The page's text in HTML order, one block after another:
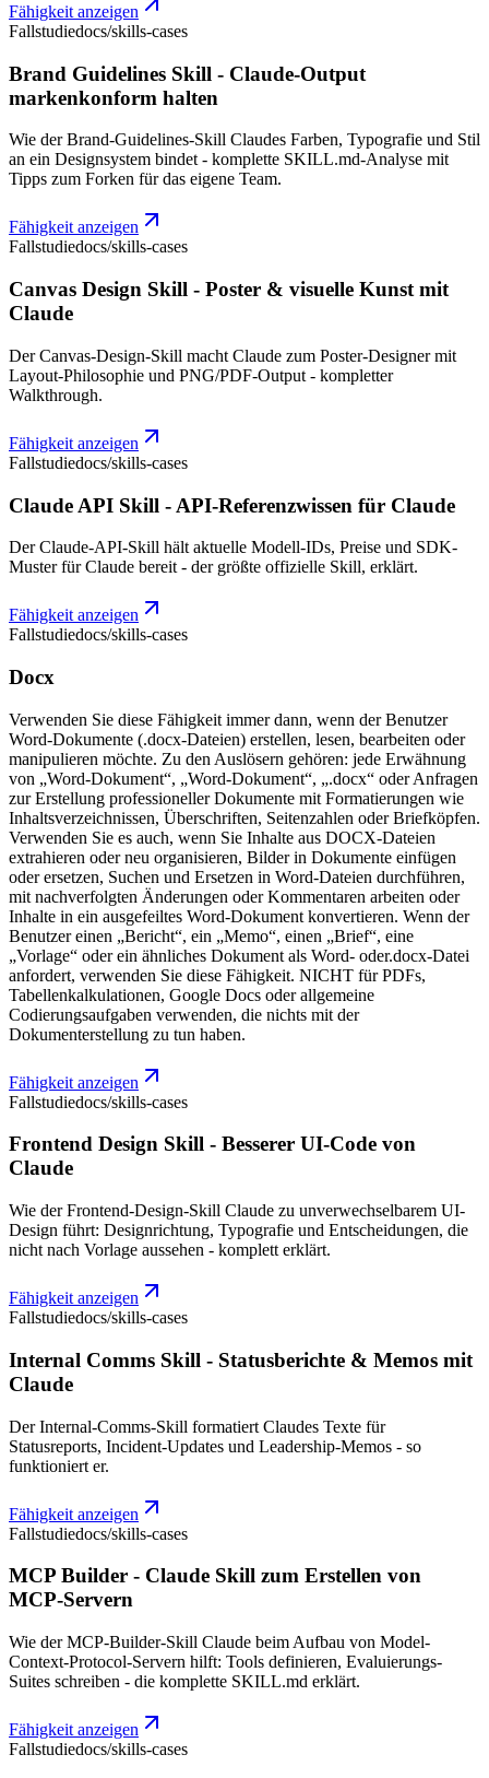
Fähigkeit anzeigen
Fallstudiedocs/skills-cases
Brand Guidelines Skill - Claude-Output
markenkonform halten
Wie der Brand-Guidelines-Skill Claudes Farben, Typografie und Stil
an ein Designsystem bindet - komplette SKILL.md-Analyse mit
Tipps zum Forken für das eigene Team.
Fähigkeit anzeigen
Fallstudiedocs/skills-cases
Canvas Design Skill - Poster & visuelle Kunst mit
Claude
Der Canvas-Design-Skill macht Claude zum Poster-Designer mit
Layout-Philosophie und PNG/PDF-Output - kompletter
Walkthrough.
Fähigkeit anzeigen
Fallstudiedocs/skills-cases
Claude API Skill - API-Referenzwissen für Claude
Der Claude-API-Skill hält aktuelle Modell-IDs, Preise und SDK-
Muster für Claude bereit - der größte offizielle Skill, erklärt.
Fähigkeit anzeigen
Fallstudiedocs/skills-cases
Docx
Verwenden Sie diese Fähigkeit immer dann, wenn der Benutzer
Word-Dokumente (.docx-Dateien) erstellen, lesen, bearbeiten oder
manipulieren möchte. Zu den Auslösern gehören: jede Erwähnung
von „Word-Dokument“, „Word-Dokument“, „.docx“ oder Anfragen
zur Erstellung professioneller Dokumente mit Formatierungen wie
Inhaltsverzeichnissen, Überschriften, Seitenzahlen oder Briefköpfen.
Verwenden Sie es auch, wenn Sie Inhalte aus DOCX-Dateien
extrahieren oder neu organisieren, Bilder in Dokumente einfügen
oder ersetzen, Suchen und Ersetzen in Word-Dateien durchführen,
mit nachverfolgten Änderungen oder Kommentaren arbeiten oder
Inhalte in ein ausgefeiltes Word-Dokument konvertieren. Wenn der
Benutzer einen „Bericht“, ein „Memo“, einen „Brief“, eine
„Vorlage“ oder ein ähnliches Dokument als Word- oder.docx-Datei
anfordert, verwenden Sie diese Fähigkeit. NICHT für PDFs,
Tabellenkalkulationen, Google Docs oder allgemeine
Codierungsaufgaben verwenden, die nichts mit der
Dokumenterstellung zu tun haben.
Fähigkeit anzeigen
Fallstudiedocs/skills-cases
Frontend Design Skill - Besserer UI-Code von
Claude
Wie der Frontend-Design-Skill Claude zu unverwechselbarem UI-
Design führt: Designrichtung, Typografie und Entscheidungen, die
nicht nach Vorlage aussehen - komplett erklärt.
Fähigkeit anzeigen
Fallstudiedocs/skills-cases
Internal Comms Skill - Statusberichte & Memos mit
Claude
Der Internal-Comms-Skill formatiert Claudes Texte für
Statusreports, Incident-Updates und Leadership-Memos - so
funktioniert er.
Fähigkeit anzeigen
Fallstudiedocs/skills-cases
MCP Builder - Claude Skill zum Erstellen von
MCP-Servern
Wie der MCP-Builder-Skill Claude beim Aufbau von Model-
Context-Protocol-Servern hilft: Tools definieren, Evaluierungs-
Suites schreiben - die komplette SKILL.md erklärt.
Fähigkeit anzeigen
Fallstudiedocs/skills-cases